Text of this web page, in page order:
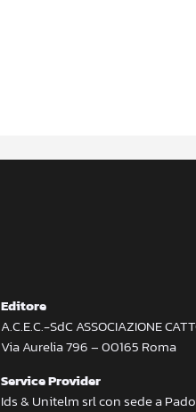
Editore
A.C.E.C.-SdC ASSOCIAZIONE
Via Aurelia 796 – 00165 Roma
Service Provider
Ids & Unitelm srl con sede a